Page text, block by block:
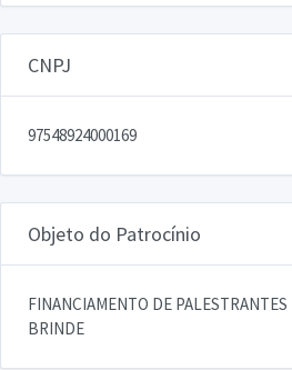
CNPJ
97548924000169
Objeto do Patrocínio
FINANCIAMENTO DE
BRINDE